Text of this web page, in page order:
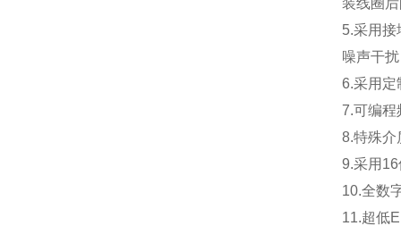
装线圈
5.采用接
噪声干
6.采用定
7.可编程
8.特殊介
9.采用
10.全数
11.超低